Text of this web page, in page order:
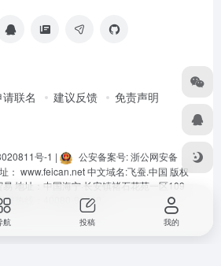
请联名 建议反馈 免责声明
号-1 |
公安备案号: 浙公网安备
： www.feican.net中文域名:飞蚕.中国 版权
地址：中国海宁·长安镇褚石花苑一区109
服热线：40080-92360
航 投稿 我的